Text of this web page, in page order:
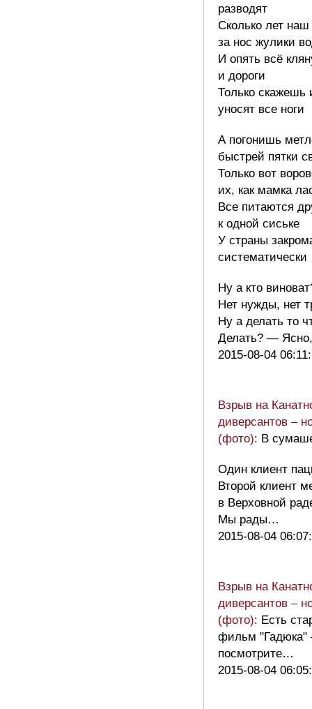
разводят
Сколько лет
за нос жулики
И опять всё
и дороги
Только
уносят все ноги
А погонишь
быстрей пятки
Только вот
их, как мамка
Все питаются
к одной сиське
У страны
систематически
Ну а кто
Нет нужды, нет
Ну а делать то
Делать? —
2015-08-04
Взрыв на
диверсантов –
(фото): В
Один клиент
Второй клиент
в Верховной
Мы рады…
2015-08-04
Взрыв на
диверсантов –
(фото): Есть
фильм
посмотрите…
2015-08-04